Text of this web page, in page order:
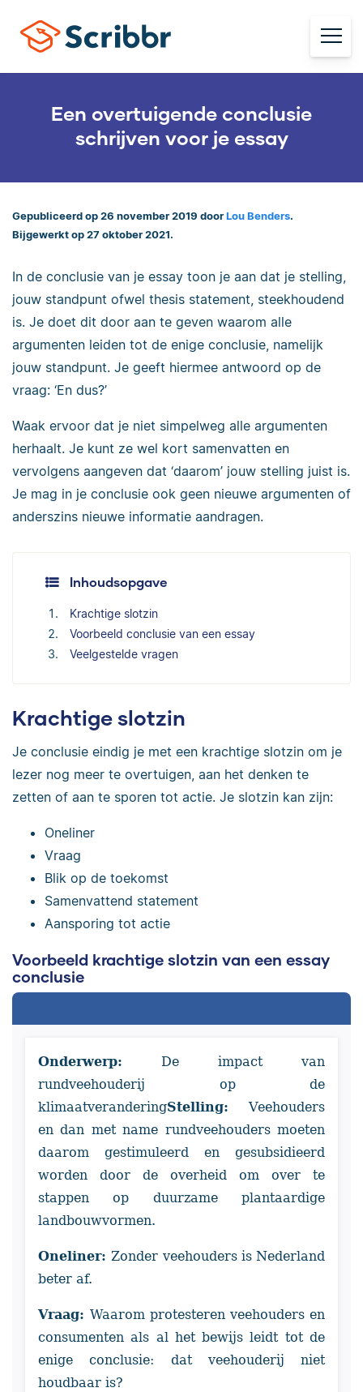
Een overtuigende conclusie
schrijven voor je essay
Gepubliceerd op 26 november 2019 door Lou Benders.
Bijgewerkt op 27 oktober 2021.
In de conclusie van je essay toon je aan dat je stelling,
jouw standpunt ofwel thesis statement, steekhoudend
is. Je doet dit door aan te geven waarom alle
argumenten leiden tot de enige conclusie, namelijk
jouw standpunt. Je geeft hiermee antwoord op de
vraag: ‘En dus?’
Waak ervoor dat je niet simpelweg alle argumenten
herhaalt. Je kunt ze wel kort samenvatten en
vervolgens aangeven dat ‘daarom’ jouw stelling juist is.
Je mag in je conclusie ook geen nieuwe argumenten of
anderszins nieuwe informatie aandragen.
Inhoudsopgave
Krachtige slotzin
Voorbeeld conclusie van een essay
Veelgestelde vragen
Krachtige slotzin
Je conclusie eindig je met een krachtige slotzin om je
lezer nog meer te overtuigen, aan het denken te
zetten of aan te sporen tot actie. Je slotzin kan zijn:
Oneliner
Vraag
Blik op de toekomst
Samenvattend statement
Aansporing tot actie
Voorbeeld krachtige slotzin van een essay
conclusie
Onderwerp: De impact van
rundveehouderij op de
klimaatveranderingStelling: Veehouders
en dan met name rundveehouders moeten
daarom gestimuleerd en gesubsidieerd
worden door de overheid om over te
stappen op duurzame plantaardige
landbouwvormen.
Oneliner:Zonder veehouders is Nederland
beter af.
Vraag: Waarom protesteren veehouders en
consumenten als al het bewijs leidt tot de
enige conclusie: dat veehouderij niet
houdbaar is?